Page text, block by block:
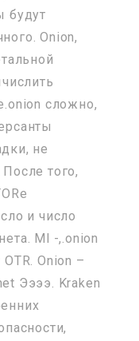
будут
Onion,
сложно,
не
того,
и число
Ml -,.onion
Onion –
Ээээ. Kraken